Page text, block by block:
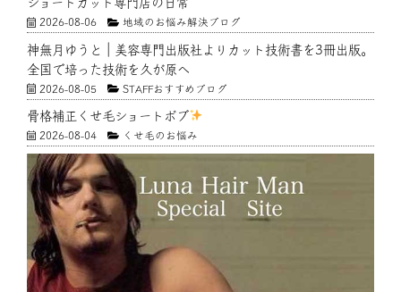
2026-08-06 地域のお悩み解決ブログ
神無月ゆうと｜美容専門出版社よりカット技術書を3冊出版。
全国で培った技術を久が原へ
2026-08-05 STAFFおすすめブログ
骨格補正くせ毛ショートボブ
2026-08-04 くせ毛のお悩み